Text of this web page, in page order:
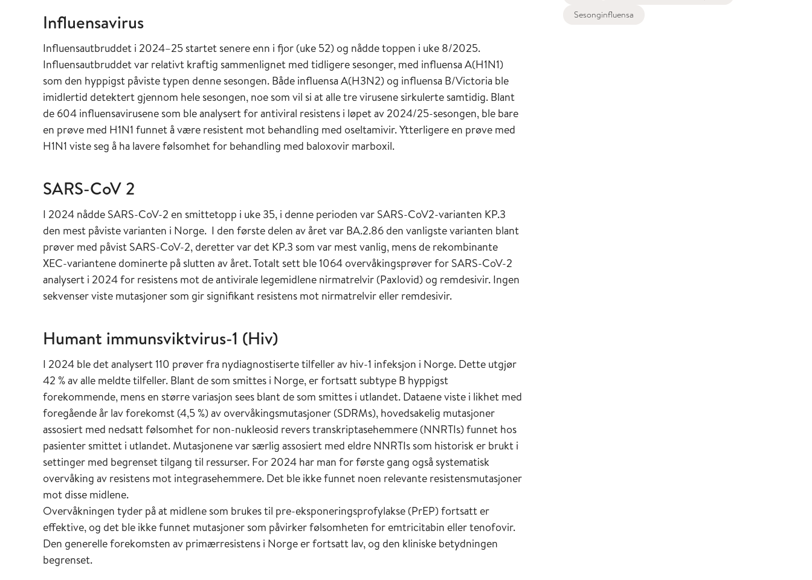
Influensavirus
Influensautbruddet i 2024–25 startet senere enn i fjor (uke 52) og nådde toppen i uke 8/2025.
Influensautbruddet var relativt kraftig sammenlignet med tidligere sesonger, med influensa A(H1N1)
som den hyppigst påviste typen denne sesongen. Både influensa A(H3N2) og influensa B/Victoria ble
imidlertid detektert gjennom hele sesongen, noe som vil si at alle tre virusene sirkulerte samtidig. Blant
de 604 influensavirusene som ble analysert for antiviral resistens i løpet av 2024/25-sesongen, ble bare
en prøve med H1N1 funnet å være resistent mot behandling med oseltamivir. Ytterligere en prøve med
H1N1 viste seg å ha lavere følsomhet for behandling med baloxovir marboxil.
SARS-CoV 2
I 2024 nådde SARS-CoV-2 en smittetopp i uke 35, i denne perioden var SARS-CoV2-varianten KP.3
den mest påviste varianten i Norge. I den første delen av året var BA.2.86 den vanligste varianten blant
prøver med påvist SARS-CoV-2, deretter var det KP.3 som var mest vanlig, mens de rekombinante
XEC-variantene dominerte på slutten av året. Totalt sett ble 1064 overvåkingsprøver for SARS-CoV-2
analysert i 2024 for resistens mot de antivirale legemidlene nirmatrelvir (Paxlovid) og remdesivir. Ingen
sekvenser viste mutasjoner som gir signifikant resistens mot nirmatrelvir eller remdesivir.
Humant immunsviktvirus-1 (Hiv)
I 2024 ble det analysert 110 prøver fra nydiagnostiserte tilfeller av hiv-1 infeksjon i Norge. Dette utgjør
42 % av alle meldte tilfeller. Blant de som smittes i Norge, er fortsatt subtype B hyppigst
forekommende, mens en større variasjon sees blant de som smittes i utlandet. Dataene viste i likhet med
foregående år lav forekomst (4,5 %) av overvåkingsmutasjoner (SDRMs), hovedsakelig mutasjoner
assosiert med nedsatt følsomhet for non-nukleosid revers transkriptasehemmere (NNRTIs) funnet hos
pasienter smittet i utlandet. Mutasjonene var særlig assosiert med eldre NNRTIs som historisk er brukt i
settinger med begrenset tilgang til ressurser. For 2024 har man for første gang også systematisk
overvåking av resistens mot integrasehemmere. Det ble ikke funnet noen relevante resistensmutasjoner
mot disse midlene.
Overvåkningen tyder på at midlene som brukes til pre-eksponeringsprofylakse (PrEP) fortsatt er
effektive, og det ble ikke funnet mutasjoner som påvirker følsomheten for emtricitabin eller tenofovir.
Den generelle forekomsten av primærresistens i Norge er fortsatt lav, og den kliniske betydningen
begrenset.
Sesonginfluensa